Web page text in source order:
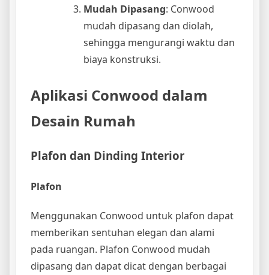
Mudah Dipasang: Conwood
mudah dipasang dan diolah,
sehingga mengurangi waktu dan
biaya konstruksi.
Aplikasi Conwood dalam
Desain Rumah
Plafon dan Dinding Interior
Plafon
Menggunakan Conwood untuk plafon dapat
memberikan sentuhan elegan dan alami
pada ruangan. Plafon Conwood mudah
dipasang dan dapat dicat dengan berbagai